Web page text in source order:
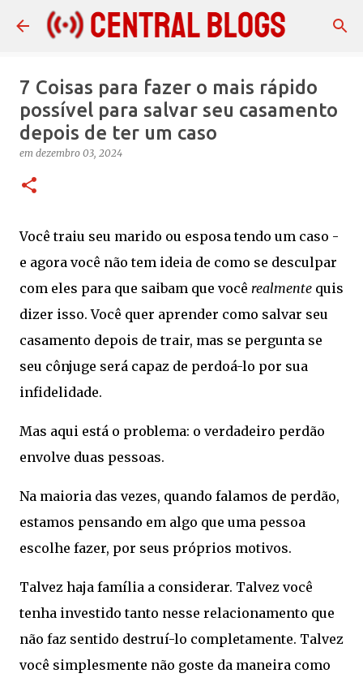
Pular para o conteúdo principal
7 Coisas para fazer o mais rápido
possível para salvar seu casamento
depois de ter um caso
em dezembro 03, 2024
Você traiu seu marido ou esposa tendo um caso -
e agora você não tem ideia de como se desculpar
com eles para que saibam que você realmente quis
dizer isso. Você quer aprender como salvar seu
casamento depois de trair, mas se pergunta se
seu cônjuge será capaz de perdoá-lo por sua
infidelidade.
Mas aqui está o problema: o verdadeiro perdão
envolve duas pessoas.
Na maioria das vezes, quando falamos de perdão,
estamos pensando em algo que uma pessoa
escolhe fazer, por seus próprios motivos.
Talvez haja família a considerar. Talvez você
tenha investido tanto nesse relacionamento que
não faz sentido destruí-lo completamente. Talvez
você simplesmente não goste da maneira como